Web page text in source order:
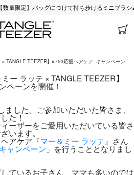
限定】バッグにつけて持ち歩けるミニブラシ♪ チ
TANGLE TEEZER】#753応援ヘアケア キャンペーン
ー ラッテ × TANGLE TEEZER】
ペーンを開催！
した。ご参加いただいた皆さま、
た！
ーザーをご愛用いただいている皆さ
います。
アケア『マー＆ミー ラッテ』さん
ャンペーン 」を行うこととなりまし
ているお子さん、ママも多いのでは